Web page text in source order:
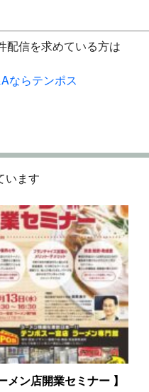
配信を求めている方は
ならテンポス
います
メン店開業セミナー 】